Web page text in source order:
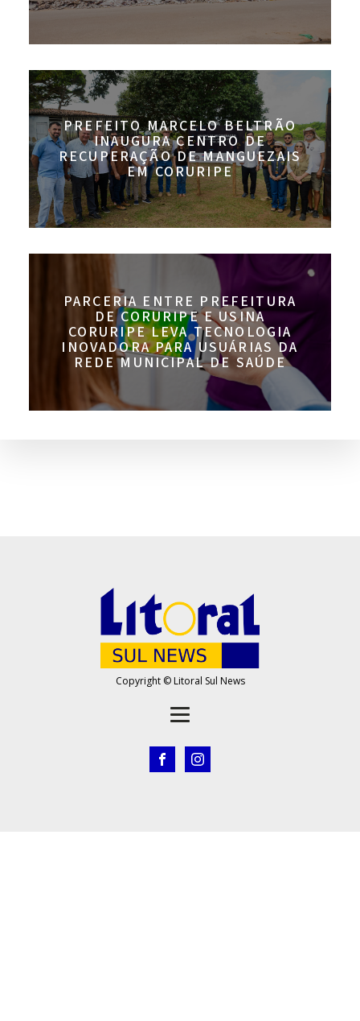
PREFEITO MARCELO BELTRÃO
INAUGURA CENTRO DE
RECUPERAÇÃO DE MANGUEZAIS
EM CORURIPE
PARCERIA ENTRE PREFEITURA
DE CORURIPE E USINA
CORURIPE LEVA TECNOLOGIA
INOVADORA PARA USUÁRIAS DA
REDE MUNICIPAL DE SAÚDE
Copyright © Litoral Sul News